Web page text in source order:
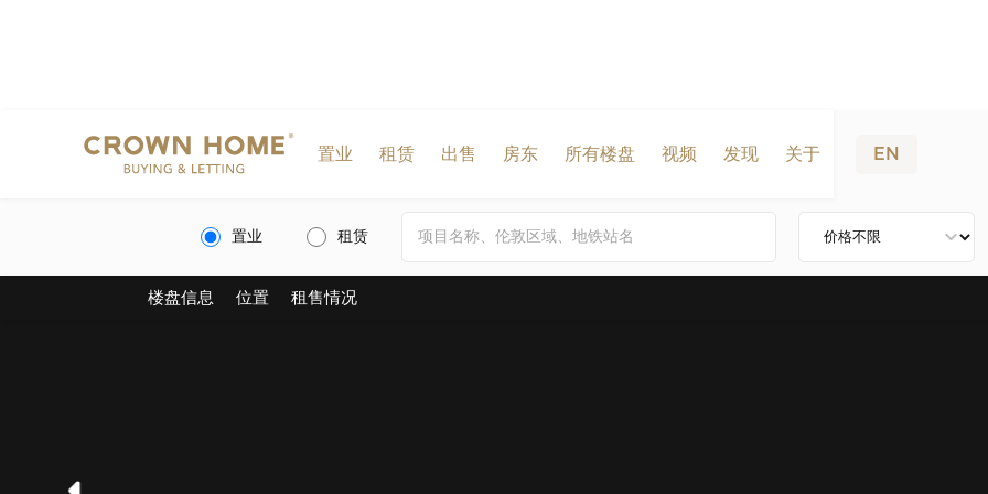
置业 租赁 出售 房东 所有楼盘 视频 发现 关于 EN
置业 租赁
楼盘信息 位置 租售情况